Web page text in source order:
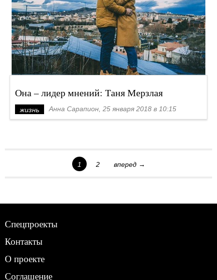
Она – лидер мнений: Таня Мерзлая
жизнь Анна Сарапион, 25 января 2018 в 10:15
1 2 вперед →
Спецпроекты
Контакты
О проекте
Соглашение